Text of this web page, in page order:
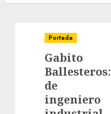
Portada
Gabito
Ballesteros:
de
ingeniero